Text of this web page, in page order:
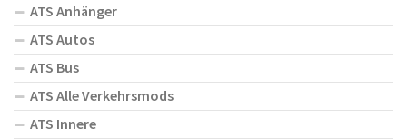
ATS Anhänger
ATS Autos
ATS Bus
ATS Alle Verkehrsmods
ATS Innere